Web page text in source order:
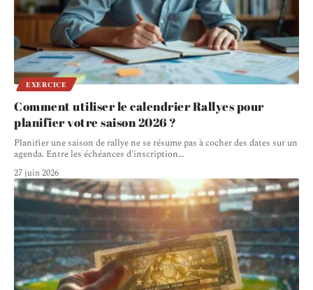
EXERCICE
Comment utiliser le calendrier Rallyes pour
planifier votre saison 2026 ?
Planifier une saison de rallye ne se résume pas à cocher des dates sur un
agenda. Entre les échéances d'inscription…
27 juin 2026